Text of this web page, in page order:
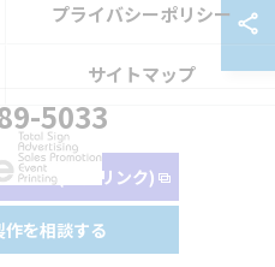
5033
こちら(外部リンク)
を相談する
プライバシーポリシー
サイトマップ
限会社シーベ ALL RIGHTS RESERVED.